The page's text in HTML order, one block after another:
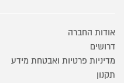
אודות החברה
דרושים
מדיניות פרטיות ואבטחת מידע
תקנון